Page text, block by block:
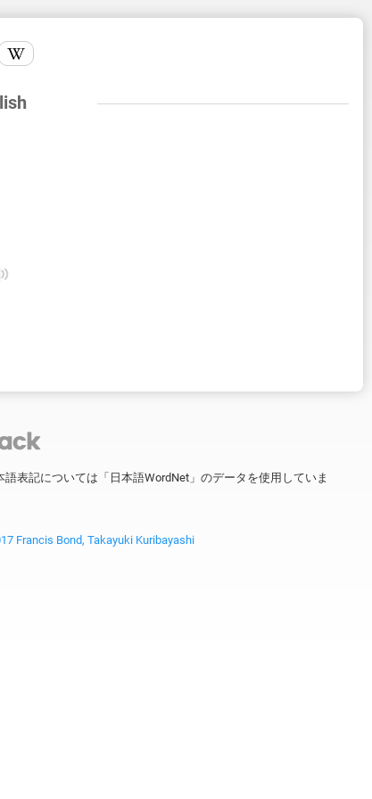
表記については「日本語WordNet」のデータを使用していま
Francis Bond, Takayuki Kuribayashi